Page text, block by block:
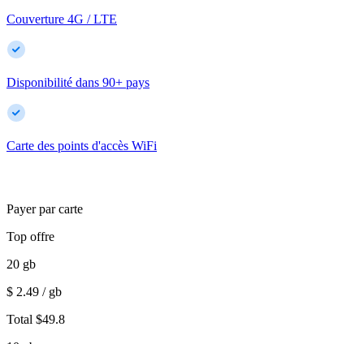
Couverture 4G / LTE
Disponibilité dans 90+ pays
Carte des points d'accès WiFi
Payer par carte
Top offre
20 gb
$ 2.49 / gb
Total $49.8